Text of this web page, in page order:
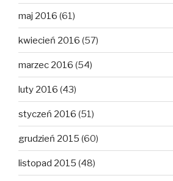
maj 2016 (61)
kwiecień 2016 (57)
marzec 2016 (54)
luty 2016 (43)
styczeń 2016 (51)
grudzień 2015 (60)
listopad 2015 (48)